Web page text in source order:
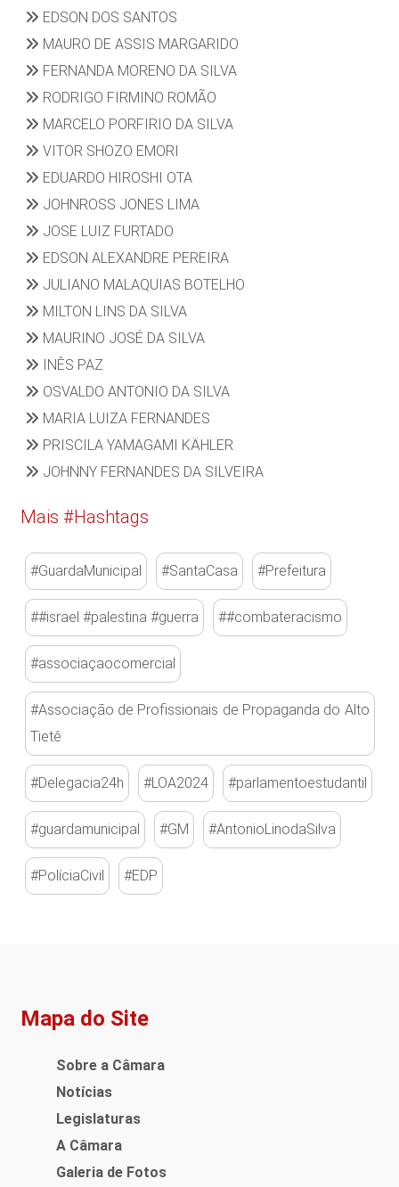
EDSON DOS SANTOS
MAURO DE ASSIS MARGARIDO
FERNANDA MORENO DA SILVA
RODRIGO FIRMINO ROMÃO
MARCELO PORFIRIO DA SILVA
VITOR SHOZO EMORI
EDUARDO HIROSHI OTA
JOHNROSS JONES LIMA
JOSE LUIZ FURTADO
EDSON ALEXANDRE PEREIRA
JULIANO MALAQUIAS BOTELHO
MILTON LINS DA SILVA
MAURINO JOSÉ DA SILVA
INÊS PAZ
OSVALDO ANTONIO DA SILVA
MARIA LUIZA FERNANDES
PRISCILA YAMAGAMI KÄHLER
JOHNNY FERNANDES DA SILVEIRA
Mais #Hashtags
#GuardaMunicipal #SantaCasa #Prefeitura
##israel #palestina #guerra ##combateracismo
#associaçaocomercial
#Associação de Profissionais de Propaganda do Alto
Tietê
#Delegacia24h #LOA2024 #parlamentoestudantil
#guardamunicipal #GM #AntonioLinodaSilva
#PolíciaCivil #EDP
Mapa do Site
Sobre a Câmara
Notícias
Legislaturas
A Câmara
Galeria de Fotos